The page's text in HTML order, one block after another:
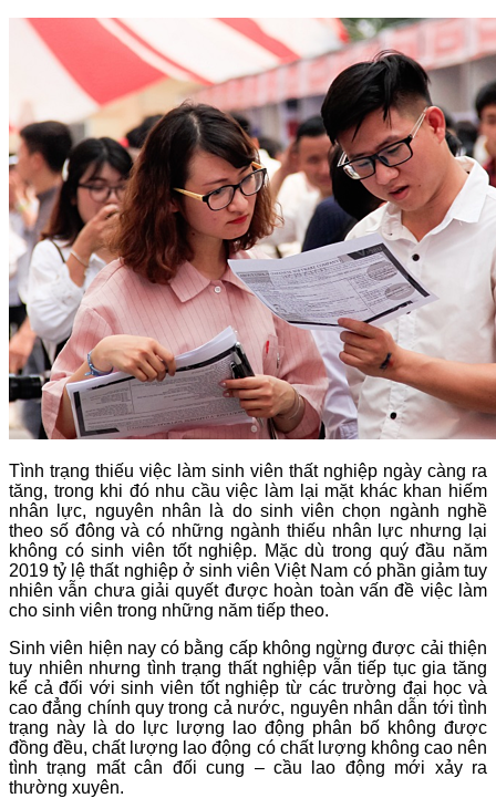
Tình trạng thiếu việc làm sinh viên thất nghiệp ngày càng ra
tăng, trong khi đó nhu cầu việc làm lại mặt khác khan hiếm
nhân lực, nguyên nhân là do sinh viên chọn ngành nghề
theo số đông và có những ngành thiếu nhân lực nhưng lại
không có sinh viên tốt nghiệp. Mặc dù trong quý đầu năm
2019 tỷ lệ thất nghiệp ở sinh viên Việt Nam có phần giảm tuy
nhiên vẫn chưa giải quyết được hoàn toàn vấn đề việc làm
cho sinh viên trong những năm tiếp theo.
Sinh viên hiện nay có bằng cấp không ngừng được cải thiện
tuy nhiên nhưng tình trạng thất nghiệp vẫn tiếp tục gia tăng
kể cả đối với sinh viên tốt nghiệp từ các trường đại học và
cao đẳng chính quy trong cả nước, nguyên nhân dẫn tới tình
trạng này là do lực lượng lao động phân bố không được
đồng đều, chất lượng lao động có chất lượng không cao nên
tình trạng mất cân đối cung – cầu lao động mới xảy ra
thường xuyên.